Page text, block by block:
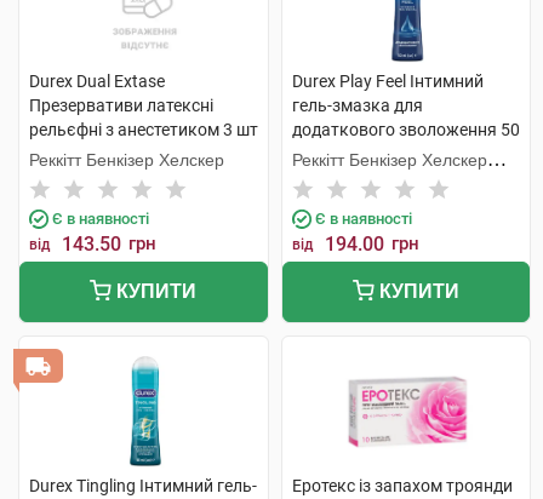
Durex Dual Extase
Презервативи латексні
рельєфні з анестетиком 3 шт
Реккітт Бенкізер Хелскер
Є в наявності
від 143.50 грн
КУПИТИ
Durex Play Feel Інтимний
гель-змазка для
додаткового зволоження 50
мл 1 флакон
Реккітт Бенкізер Хелскер
Мануфектурінг
Є в наявності
від 194.00 грн
КУПИТИ
Durex Tingling Інтимний гель-
Еротекс із запахом троянди